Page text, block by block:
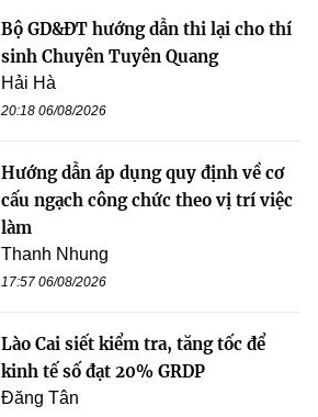
Bộ GD&ĐT hướng dẫn thi lại cho thí
sinh Chuyên Tuyên Quang
Hải Hà
20:18 06/08/2026
Hướng dẫn áp dụng quy định về cơ
cấu ngạch công chức theo vị trí việc
làm
Thanh Nhung
17:57 06/08/2026
Lào Cai siết kiểm tra, tăng tốc để
kinh tế số đạt 20% GRDP
Đăng Tân